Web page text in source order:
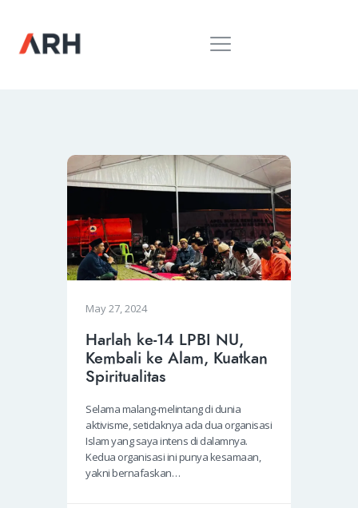
MUH. ARIEF ROSYID
RILIS MEDIA
BUKU
PIDATO
KEBUDAYAAN
KENALAN
May 27, 2024
Harlah ke-14 LPBI NU,
Kembali ke Alam, Kuatkan
Spiritualitas
Selama malang-melintang di dunia
aktivisme, setidaknya ada dua organisasi
Islam yang saya intens di dalamnya.
Kedua organisasi ini punya kesamaan,
yakni bernafaskan…